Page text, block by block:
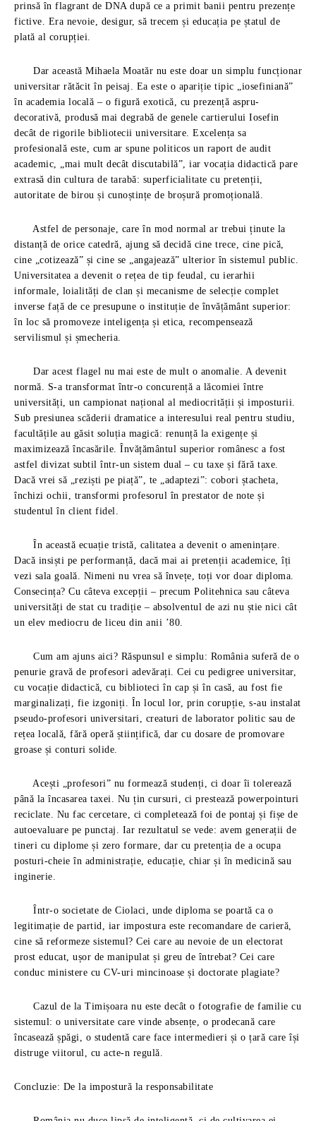
prinsă în flagrant de DNA după ce a primit banii pentru prezențe
fictive. Era nevoie, desigur, să trecem și educația pe ștatul de
plată al corupției.
Dar această Mihaela Moatăr nu este doar un simplu funcționar
universitar rătăcit în peisaj. Ea este o apariție tipic „iosefiniană”
în academia locală – o figură exotică, cu prezență aspru-
decorativă, produsă mai degrabă de genele cartierului Iosefin
decât de rigorile bibliotecii universitare. Excelența sa
profesională este, cum ar spune politicos un raport de audit
academic, „mai mult decât discutabilă”, iar vocația didactică pare
extrasă din cultura de tarabă: superficialitate cu pretenții,
autoritate de birou și cunoștințe de broșură promoțională.
Astfel de personaje, care în mod normal ar trebui ținute la
distanță de orice catedră, ajung să decidă cine trece, cine pică,
cine „cotizează” și cine se „angajează” ulterior în sistemul public.
Universitatea a devenit o rețea de tip feudal, cu ierarhii
informale, loialități de clan și mecanisme de selecție complet
inverse față de ce presupune o instituție de învățământ superior:
în loc să promoveze inteligența și etica, recompensează
servilismul și șmecheria.
Dar acest flagel nu mai este de mult o anomalie. A devenit
normă. S-a transformat într-o concurență a lăcomiei între
universități, un campionat național al mediocrității și imposturii.
Sub presiunea scăderii dramatice a interesului real pentru studiu,
facultățile au găsit soluția magică: renunță la exigențe și
maximizează încasările. Învățământul superior românesc a fost
astfel divizat subtil într-un sistem dual – cu taxe și fără taxe.
Dacă vrei să „reziști pe piață”, te „adaptezi”: cobori ștacheta,
închizi ochii, transformi profesorul în prestator de note și
studentul în client fidel.
În această ecuație tristă, calitatea a devenit o amenințare.
Dacă insiști pe performanță, dacă mai ai pretenții academice, îți
vezi sala goală. Nimeni nu vrea să învețe, toți vor doar diploma.
Consecința? Cu câteva excepții – precum Politehnica sau câteva
universități de stat cu tradiție – absolventul de azi nu știe nici cât
un elev mediocru de liceu din anii ’80.
Cum am ajuns aici? Răspunsul e simplu: România suferă de o
penurie gravă de profesori adevărați. Cei cu pedigree universitar,
cu vocație didactică, cu biblioteci în cap și în casă, au fost fie
marginalizați, fie izgoniți. În locul lor, prin corupție, s-au instalat
pseudo-profesori universitari, creaturi de laborator politic sau de
rețea locală, fără operă științifică, dar cu dosare de promovare
groase și conturi solide.
Acești „profesori” nu formează studenți, ci doar îi tolerează
până la încasarea taxei. Nu țin cursuri, ci prestează powerpointuri
reciclate. Nu fac cercetare, ci completează foi de pontaj și fișe de
autoevaluare pe punctaj. Iar rezultatul se vede: avem generații de
tineri cu diplome și zero formare, dar cu pretenția de a ocupa
posturi-cheie în administrație, educație, chiar și în medicină sau
inginerie.
Într-o societate de Ciolaci, unde diploma se poartă ca o
legitimație de partid, iar impostura este recomandare de carieră,
cine să reformeze sistemul? Cei care au nevoie de un electorat
prost educat, ușor de manipulat și greu de întrebat? Cei care
conduc ministere cu CV-uri mincinoase și doctorate plagiate?
Cazul de la Timișoara nu este decât o fotografie de familie cu
sistemul: o universitate care vinde absențe, o prodecană care
încasează șpăgi, o studentă care face intermedieri și o țară care își
distruge viitorul, cu acte-n regulă.
Concluzie: De la impostură la responsabilitate